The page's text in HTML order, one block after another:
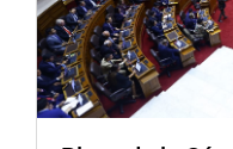
de la Ley 2953, Ley
de Señas Peruana, y